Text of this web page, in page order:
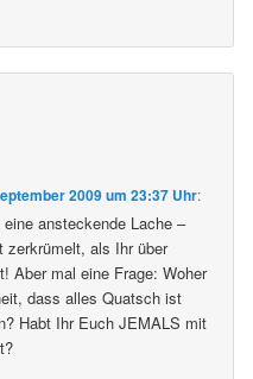
2009 um 23:37 Uhr:
ansteckende Lache –
zerkrümelt, als Ihr über
Aber mal eine Frage: Woher
dass alles Quatsch ist
Habt Ihr Euch JEMALS mit